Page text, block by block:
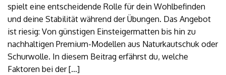
spielt eine entscheidende Rolle für dein Wohlbefinden
und deine Stabilität während der Übungen. Das Angebot
ist riesig: Von günstigen Einsteigermatten bis hin zu
nachhaltigen Premium-Modellen aus Naturkautschuk oder
Schurwolle. In diesem Beitrag erfährst du, welche
Faktoren bei der […]